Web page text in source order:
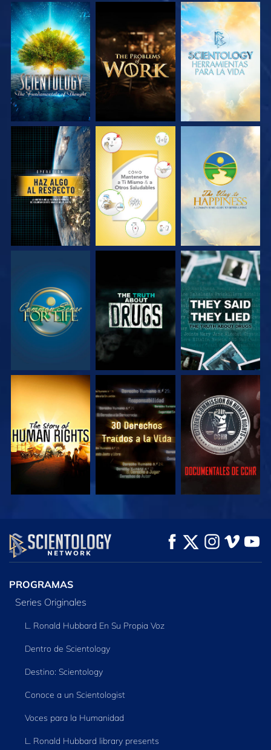
EXPLORA LAS
SERIES
EXPLORA LAS
SERIES
EXPLORA LAS
SERIES
VE VE VE
VE VE
VE VE VE
VE
EXPLORA LAS
SERIES
PROGRAMAS
Series Originales
L. Ronald Hubbard En Su Propia Voz
Dentro de Scientology
Destino: Scientology
Conoce a un Scientologist
Voces para la Humanidad
L. Ronald Hubbard library presents